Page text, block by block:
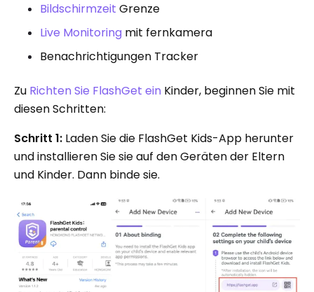
Bildschirmzeit Grenze
Live Monitoring mit fernkamera
Benachrichtigungen Tracker
Zu Richten Sie FlashGet ein Kinder, beginnen Sie mit
diesen Schritten:
Schritt 1: Laden Sie die FlashGet Kids-App herunter
und installieren Sie sie auf den Geräten der Eltern
und Kinder. Dann binde sie.